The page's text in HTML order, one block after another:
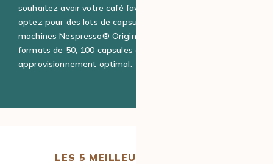
souhaitez avoir votre café favori toujours à disposition,
optez pour des lots de capsules compatibles avec les
machines Nespresso® Original en grande quantité :
formats de 50, 100 capsules ou davantage, pour un
approvisionnement optimal.
LES 5 MEILLEURES CAPSULES